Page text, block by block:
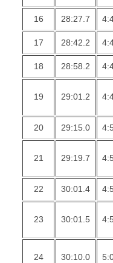
16 28:27.7
17 28:42.2
18 28:58.2
19 29:01.2
20 29:15.0
21 29:19.7
22 30:01.4
23 30:01.5
24 30:10.0